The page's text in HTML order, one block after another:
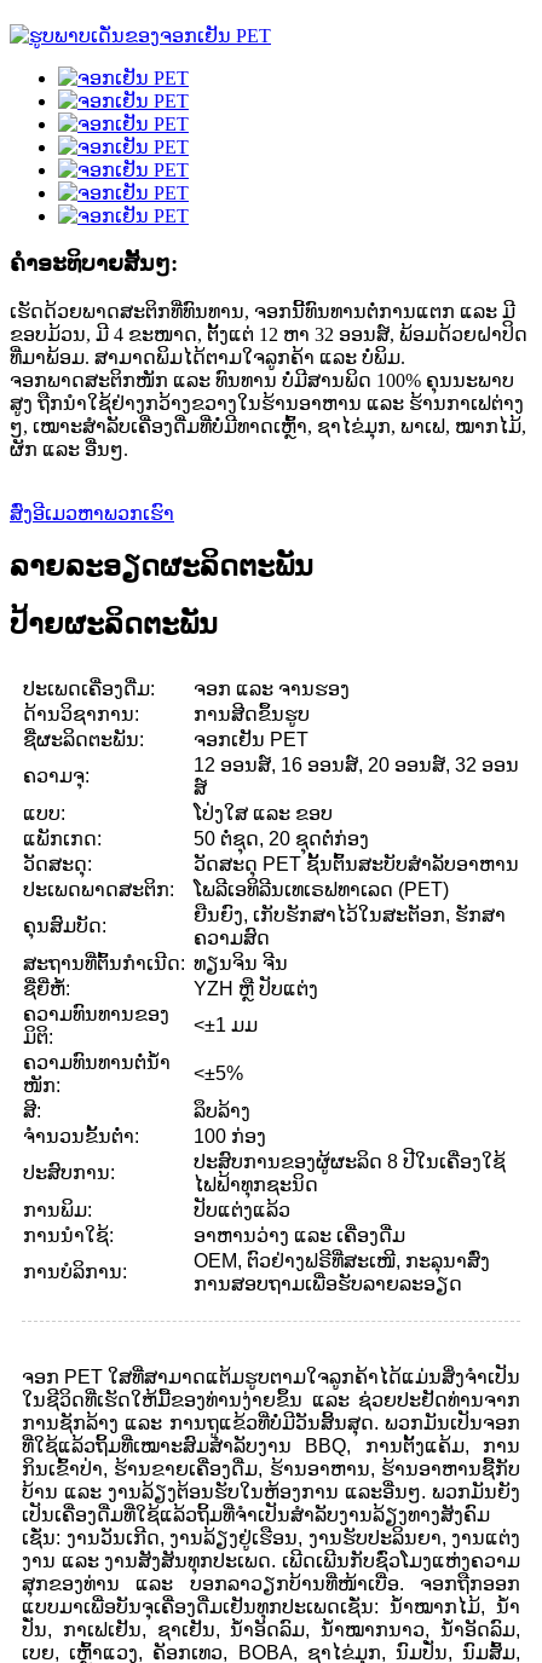
ຄໍາອະທິບາຍສັ້ນໆ:
ເຮັດດ້ວຍພາດສະຕິກທີ່ທົນທານ, ຈອກນີ້ທົນທານຕໍ່ການແຕກ ແລະ ມີ
ຂອບມ້ວນ, ມີ 4 ຂະໜາດ, ຕັ້ງແຕ່ 12 ຫາ 32 ອອນສ໌, ພ້ອມດ້ວຍຝາປິດ
ທີ່ມາພ້ອມ. ສາມາດພິມໄດ້ຕາມໃຈລູກຄ້າ ແລະ ບໍ່ພິມ.
ຈອກພາດສະຕິກໜັກ ແລະ ທົນທານ ບໍ່ມີສານພິດ 100% ຄຸນນະພາບ
ສູງ ຖືກນຳໃຊ້ຢ່າງກວ້າງຂວາງໃນຮ້ານອາຫານ ແລະ ຮ້ານກາເຟຕ່າງ
ໆ, ເໝາະສຳລັບເຄື່ອງດື່ມທີ່ບໍ່ມີທາດເຫຼົ້າ, ຊາໄຂ່ມຸກ, ພາເຟ, ໝາກໄມ້,
ຜັກ ແລະ ອື່ນໆ.
ສົ່ງອີເມວຫາພວກເຮົາ
ລາຍລະອຽດຜະລິດຕະພັນ
ປ້າຍຜະລິດຕະພັນ
ປະເພດເຄື່ອງດື່ມ:
ຈອກ ແລະ ຈານຮອງ
ດ້ານວິຊາການ:
ການສີດຂຶ້ນຮູບ
ຊື່ຜະລິດຕະພັນ:
ຈອກເຢັນ PET
ຄວາມຈຸ:
12 ອອນສ໌, 16 ອອນສ໌, 20 ອອນສ໌, 32 ອອນ
ສ໌
ແບບ:
ໂປ່ງໃສ ແລະ ຂອບ
ແພັກເກດ:
50 ຕໍ່ຊຸດ, 20 ຊຸດຕໍ່ກ່ອງ
ວັດສະດຸ:
ວັດສະດຸ PET ຊັ້ນຕົ້ນສະບັບສຳລັບອາຫານ
ປະເພດພາດສະຕິກ:
ໂພລີເອທິລີນເທເຣຟທາເລດ (PET)
ຄຸນສົມບັດ:
ຍືນຍົງ, ເກັບຮັກສາໄວ້ໃນສະຕັອກ, ຮັກສາ
ຄວາມສົດ
ສະຖານທີ່ຕົ້ນກຳເນີດ: ທຽນຈິນ ຈີນ
ຊື່ຍີ່ຫໍ້:
YZH ຫຼື ປັບແຕ່ງ
ຄວາມທົນທານຂອງ
ມິຕິ:
<±1 ມມ
ຄວາມທົນທານຕໍ່ນ້ຳ
ໜັກ:
<±5%
ສີ:
ລຶບລ້າງ
ຈຳນວນຂັ້ນຕ່ຳ:
100 ກ່ອງ
ປະສົບການ:
ປະສົບການຂອງຜູ້ຜະລິດ 8 ປີໃນເຄື່ອງໃຊ້
ໄຟຟ້າທຸກຊະນິດ
ການພິມ:
ປັບແຕ່ງແລ້ວ
ການນຳໃຊ້:
ອາຫານວ່າງ ແລະ ເຄື່ອງດື່ມ
ການບໍລິການ:
OEM, ຕົວຢ່າງຟຣີທີ່ສະເໜີ, ກະລຸນາສົ່ງ
ການສອບຖາມເພື່ອຮັບລາຍລະອຽດ
ຈອກ PET ໃສທີ່ສາມາດແຕ້ມຮູບຕາມໃຈລູກຄ້າໄດ້ແມ່ນສິ່ງຈຳເປັນ
ໃນຊີວິດທີ່ເຮັດໃຫ້ມື້ຂອງທ່ານງ່າຍຂຶ້ນ ແລະ ຊ່ວຍປະຢັດທ່ານຈາກ
ການຊັກລ້າງ ແລະ ການຖູແຂ້ວທີ່ບໍ່ມີວັນສິ້ນສຸດ. ພວກມັນເປັນຈອກ
ທີ່ໃຊ້ແລ້ວຖິ້ມທີ່ເໝາະສົມສຳລັບງານ BBQ, ການຕັ້ງແຄ້ມ, ການ
ກິນເຂົ້າປ່າ, ຮ້ານຂາຍເຄື່ອງດື່ມ, ຮ້ານອາຫານ, ຮ້ານອາຫານຊື້ກັບ
ບ້ານ ແລະ ງານລ້ຽງຕ້ອນຮັບໃນຫ້ອງການ ແລະອື່ນໆ. ພວກມັນຍັງ
ເປັນເຄື່ອງດື່ມທີ່ໃຊ້ແລ້ວຖິ້ມທີ່ຈຳເປັນສຳລັບງານລ້ຽງທາງສັງຄົມ
ເຊັ່ນ: ງານວັນເກີດ, ງານລ້ຽງຢູ່ເຮືອນ, ງານຮັບປະລິນຍາ, ງານແຕ່ງ
ງານ ແລະ ງານສັງສັນທຸກປະເພດ. ເພີດເພີນກັບຊົ່ວໂມງແຫ່ງຄວາມ
ສຸກຂອງທ່ານ ແລະ ບອກລາວຽກບ້ານທີ່ໜ້າເບື່ອ. ຈອກຖືກອອກ
ແບບມາເພື່ອບັນຈຸເຄື່ອງດື່ມເຢັນທຸກປະເພດເຊັ່ນ: ນ້ຳໝາກໄມ້, ນ້ຳ
ປັ່ນ, ກາເຟເຢັນ, ຊາເຢັນ, ນ້ຳອັດລົມ, ນ້ຳໝາກນາວ, ນ້ຳອັດລົມ,
ເບຍ, ເຫຼົ້າແວງ, ຄັອກເທວ, BOBA, ຊາໄຂ່ມຸກ, ນົມປັ່ນ, ນົມສົ້ມ,